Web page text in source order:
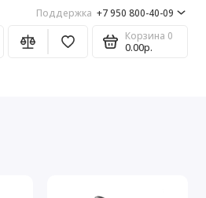
Поддержка +7 950 800-40-09
Корзина 0
0.00р.